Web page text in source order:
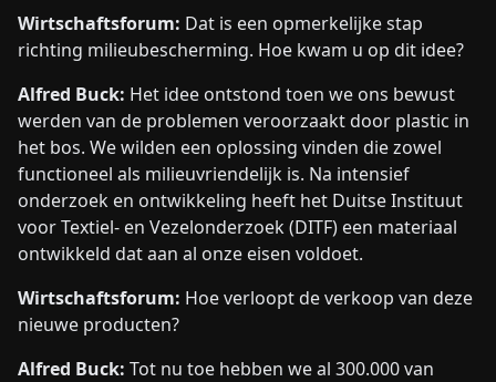
Wirtschaftsforum: Dat is een opmerkelijke stap
richting milieubescherming. Hoe kwam u op dit idee?
Alfred Buck: Het idee ontstond toen we ons bewust
werden van de problemen veroorzaakt door plastic in
het bos. We wilden een oplossing vinden die zowel
functioneel als milieuvriendelijk is. Na intensief
onderzoek en ontwikkeling heeft het Duitse Instituut
voor Textiel- en Vezelonderzoek (DITF) een materiaal
ontwikkeld dat aan al onze eisen voldoet.
Wirtschaftsforum: Hoe verloopt de verkoop van deze
nieuwe producten?
Alfred Buck: Tot nu toe hebben we al 300.000 van